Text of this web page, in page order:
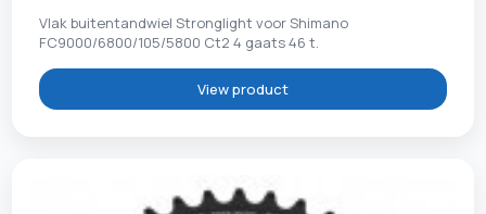
Vlak buitentandwiel Stronglight voor Shimano
FC9000/6800/105/5800 Ct2 4 gaats 46 t.
View product